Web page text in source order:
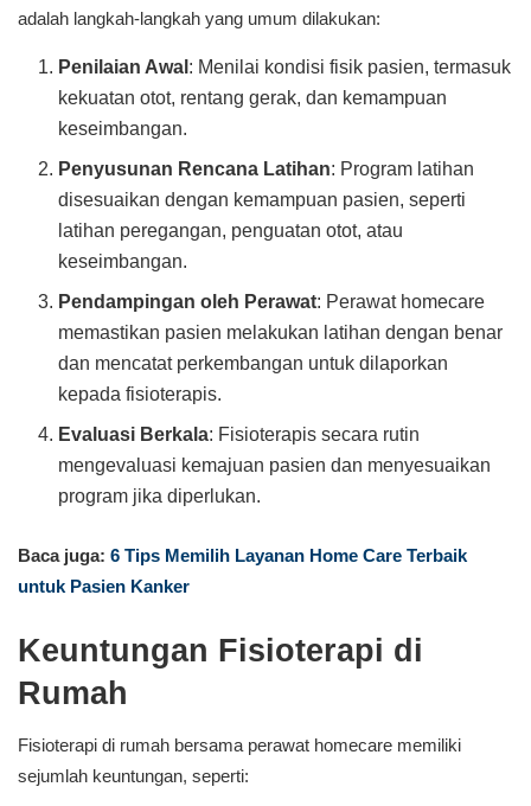
adalah langkah-langkah yang umum dilakukan:
Penilaian Awal : Menilai kondisi fisik pasien, termasuk
kekuatan otot, rentang gerak, dan kemampuan
keseimbangan.
Penyusunan Rencana Latihan: Program latihan
disesuaikan dengan kemampuan pasien, seperti
latihan peregangan, penguatan otot, atau
keseimbangan.
Pendampingan oleh Perawat: Perawat homecare
memastikan pasien melakukan latihan dengan benar
dan mencatat perkembangan untuk dilaporkan
kepada fisioterapis.
Evaluasi Berkala: Fisioterapis secara rutin
mengevaluasi kemajuan pasien dan menyesuaikan
program jika diperlukan.
Baca juga: 6 Tips Memilih Layanan Home Care Terbaik
untuk Pasien Kanker
Keuntungan Fisioterapi di
Rumah
Fisioterapi di rumah bersama perawat homecare memiliki
sejumlah keuntungan, seperti: